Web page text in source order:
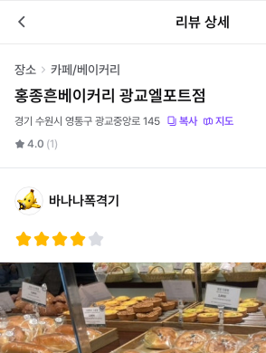
리뷰 상세
장소 카페/베이커리
홍종흔베이커리 광교엘포트점
경기 수원시 영통구 광교중앙로 145 복사
지도
4.0 (1)
바나나폭격기